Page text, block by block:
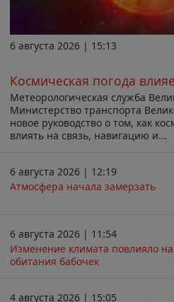
6 августа 2026 | 15:13
Космическая погода
Метеорологическая служба
Министерство транспорта
новое руководство о том, как
влиять на связь, навигацию и...
6 августа 2026 | 12:19
Атмосфера начала замерзать
6 августа 2026 | 11:54
Изменение климата повлияло
обитания бабочек
4 августа 2026 | 15:05